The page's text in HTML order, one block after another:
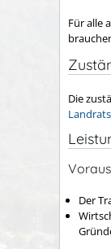
Für alle
Die
Der